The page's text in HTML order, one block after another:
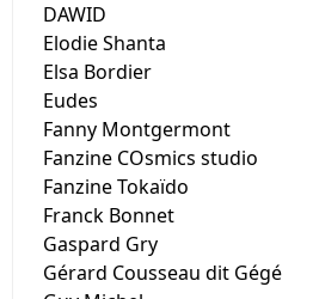
DAWID
Elodie Shanta
Elsa Bordier
Eudes
Fanny Montgermont
Fanzine COsmics studio
Fanzine Tokaïdo
Franck Bonnet
Gaspard Gry
Gérard Cousseau dit Gégé